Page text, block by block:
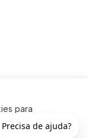
reservados
para
no
com a